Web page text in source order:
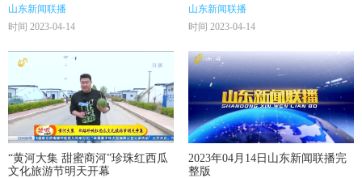
山东新闻联播
时间 2023-04-14
山东新闻联播
时间 2023-04-14
“黄河大集 甜蜜商河”珍珠红西瓜
文化旅游节明天开幕
2023年04月14日山东新闻联播完
整版